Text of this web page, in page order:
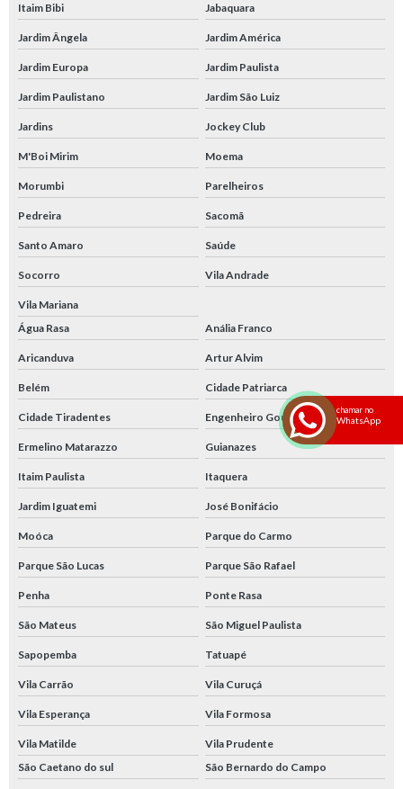
Itaim Bibi Jabaquara
Jardim Ângela Jardim América
Jardim Europa Jardim Paulista
Jardim Paulistano Jardim São Luiz
Jardins Jockey Club
M'Boi Mirim Moema
Morumbi Parelheiros
Pedreira Sacomã
Santo Amaro Saúde
Socorro Vila Andrade
Vila Mariana
Água Rasa
Anália Franco
Aricanduva Artur Alvim
Belém Cidade Patriarca
Cidade Tiradentes Engenheiro Goulart
Ermelino Matarazzo Guianazes
Itaim Paulista Itaquera
Jardim Iguatemi José Bonifácio
Moóca Parque do Carmo
Parque São Lucas Parque São Rafael
Penha Ponte Rasa
São Mateus São Miguel Paulista
Sapopemba Tatuapé
Vila Carrão Vila Curuçá
Vila Esperança Vila Formosa
Vila Matilde
Vila Prudente
São Caetano do sul
São Bernardo do Campo
chamar no
WhatsApp